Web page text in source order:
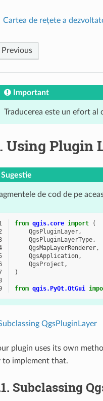
Cartea de rețete a
Important
Traducerea este un efort al
Using Plugin
Sugestie
de cod de pe
from qgis.core import
(
QgsPluginLayer,
QgsPluginLayerType,
QgsMapLayerRenderer,
QgsApplication,
QgsProject ,
)
from qgis.PyQt.QtGui
QgsPluginLayer
plugin uses its own
to implement that.
Subclassing